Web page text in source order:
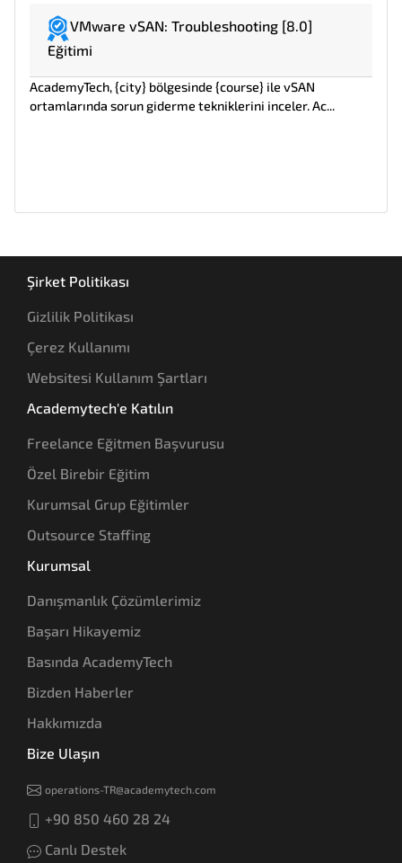
VMware vSAN: Troubleshooting [8.0]
Eğitimi
AcademyTech, {city} bölgesinde {course} ile vSAN
ortamlarında sorun giderme tekniklerini inceler. Ac...
Şirket Politikası
Gizlilik Politikası
Çerez Kullanımı
Websitesi Kullanım Şartları
Academytech'e Katılın
Freelance Eğitmen Başvurusu
Özel Birebir Eğitim
Kurumsal Grup Eğitimler
Outsource Staffing
Kurumsal
Danışmanlık Çözümlerimiz
Başarı Hikayemiz
Basında AcademyTech
Bizden Haberler
Hakkımızda
Bize Ulaşın
operations-TR@academytech.com
+90 850 460 28 24
Canlı Destek